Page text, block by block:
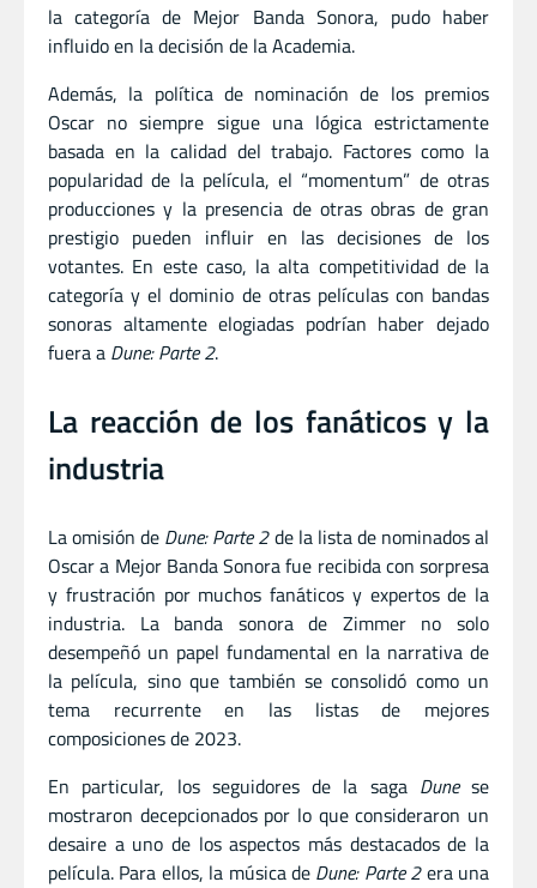
la categoría de Mejor Banda Sonora, pudo haber
influido en la decisión de la Academia.
Además, la política de nominación de los premios
Oscar no siempre sigue una lógica estrictamente
basada en la calidad del trabajo. Factores como la
popularidad de la película, el “momentum” de otras
producciones y la presencia de otras obras de gran
prestigio pueden influir en las decisiones de los
votantes. En este caso, la alta competitividad de la
categoría y el dominio de otras películas con bandas
sonoras altamente elogiadas podrían haber dejado
fuera a Dune: Parte 2.
La reacción de los fanáticos y la
industria
La omisión de Dune: Parte 2de la lista de nominados al
Oscar a Mejor Banda Sonora fue recibida con sorpresa
y frustración por muchos fanáticos y expertos de la
industria. La banda sonora de Zimmer no solo
desempeñó un papel fundamental en la narrativa de
la película, sino que también se consolidó como un
tema recurrente en las listas de mejores
composiciones de 2023.
En particular, los seguidores de la saga Dunese
mostraron decepcionados por lo que consideraron un
desaire a uno de los aspectos más destacados de la
película. Para ellos, la música de Dune: Parte 2era una